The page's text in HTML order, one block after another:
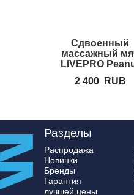
Cдвоенный
массажный
LIVEPRO
2 400 RUB
Разделы
Распродажа
Новинки
Бренды
Гарантия
лучшей цены